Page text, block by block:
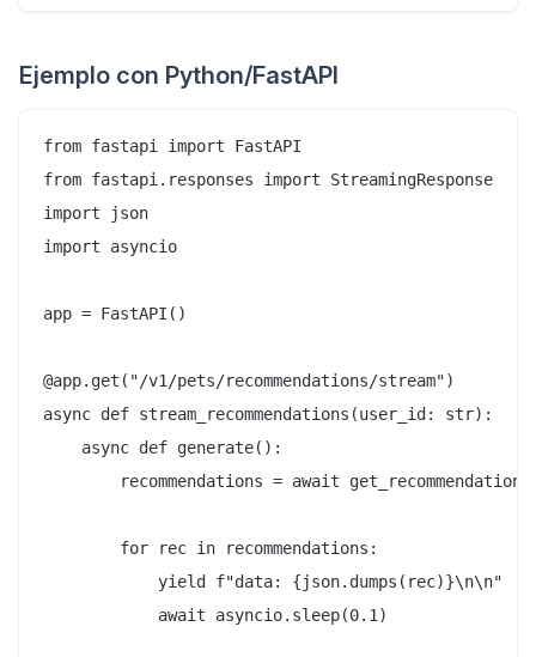
Ejemplo con Python/FastAPI
from fastapi import FastAPI
from fastapi.responses import StreamingResponse
import json
import asyncio
app = FastAPI()
@app.get("/v1/pets/recommendations/stream")
async def stream_recommendations(user_id: str):
    async def generate():
recommendations = await
        for rec in recommendations:
            yield f"data: {json.dumps(rec)}\n\n"
            await asyncio.sleep(0.1)